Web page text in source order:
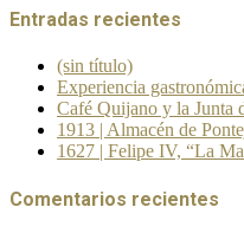
Entradas recientes
(sin título)
Experiencia
Café Quijano y la Junta
1913 | Almacén de
1627 | Felipe IV, “La
Comentarios recientes